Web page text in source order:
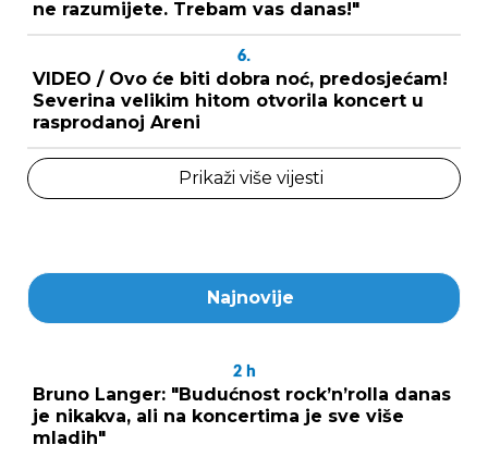
ne razumijete. Trebam vas danas!"
6.
VIDEO / Ovo će biti dobra noć, predosjećam!
Severina velikim hitom otvorila koncert u
rasprodanoj Areni
Prikaži više vijesti
Najnovije
2 h
Bruno Langer: "Budućnost rock’n’rolla danas
je nikakva, ali na koncertima je sve više
mladih"